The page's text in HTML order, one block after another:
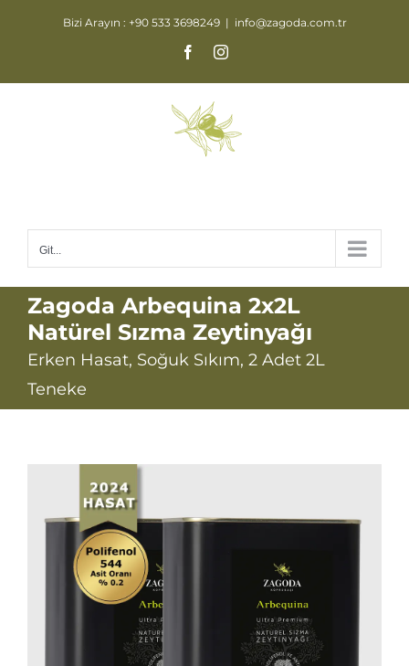
Bizi Arayın : +90 533 3698249 | info@zagoda.com.tr
FacebookInstagram
Git...
Zagoda Arbequina 2x2L
Natürel Sızma Zeytinyağı
Erken Hasat, Soğuk Sıkım, 2 Adet 2L
Teneke